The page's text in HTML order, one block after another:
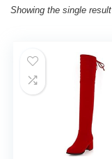
Showing the single result